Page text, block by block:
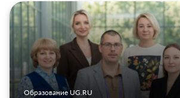
Образование UG.RU